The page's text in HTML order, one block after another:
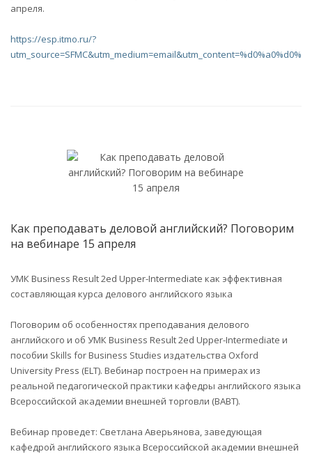
апреля.
https://esp.itmo.ru/?
Как преподавать деловой английский? Поговорим
на вебинаре 15 апреля
УМК Business Result 2ed Upper-Intermediate как эффективная
составляющая курса делового английского языка
Поговорим об особенностях преподавания делового
английского и об УМК Business Result 2ed Upper-Intermediate и
пособии Skills for Business Studies издательства Oxford
University Press (ELT). Вебинар построен на примерах из
реальной педагогической практики кафедры английского языка
Всероссийской академии внешней торговли (ВАВТ).
Вебинар проведет: Светлана Аверьянова, заведующая
кафедрой английского языка Всероссийской академии внешней